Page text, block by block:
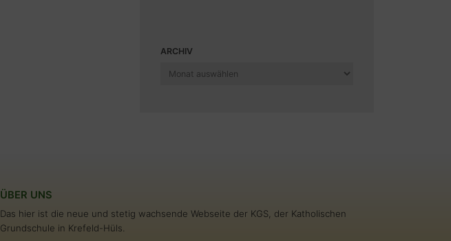
ARCHIV
Archiv
ÜBER UNS
Das hier ist die neue und stetig wachsende Webseite der KGS, der Katholischen
Grundschule in Krefeld-Hüls.